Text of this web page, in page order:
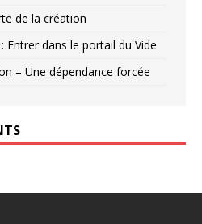
de la création
Entrer dans le portail du Vide
– Une dépendance forcée